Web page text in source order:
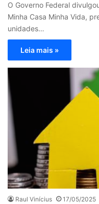
O Governo Federal
Minha Casa Minha Vida,
unidades…
Leia mais »
Raul Vinícius 17/05/2025